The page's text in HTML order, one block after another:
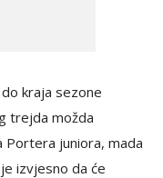
kraja sezone
trejda možda
Portera juniora, mada
izvjesno da će